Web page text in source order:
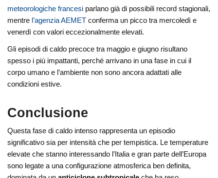
meteorologiche francesi parlano già di possibili record stagionali,
mentre l’agenzia AEMET conferma un picco tra mercoledì e
venerdì con valori eccezionalmente elevati.
Gli episodi di caldo precoce tra maggio e giugno risultano
spesso i più impattanti, perché arrivano in una fase in cui il
corpo umano e l’ambiente non sono ancora adattati alle
condizioni estive.
Conclusione
Questa fase di caldo intenso rappresenta un episodio
significativo sia per intensità che per tempistica. Le temperature
elevate che stanno interessando l’Italia e gran parte dell’Europa
sono legate a una configurazione atmosferica ben definita,